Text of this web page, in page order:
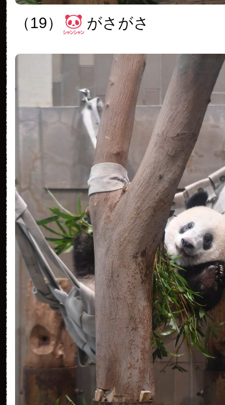
（19） がさがさ